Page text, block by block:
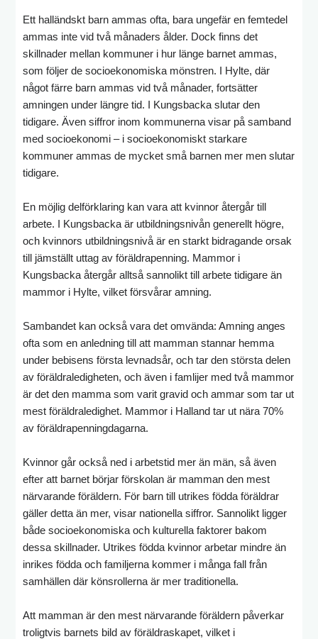
Ett halländskt barn ammas ofta, bara ungefär en femtedel
ammas inte vid två månaders ålder. Dock finns det
skillnader mellan kommuner i hur länge barnet ammas,
som följer de socioekonomiska mönstren. I Hylte, där
något färre barn ammas vid två månader, fortsätter
amningen under längre tid. I Kungsbacka slutar den
tidigare. Även siffror inom kommunerna visar på samband
med socioekonomi – i socioekonomiskt starkare
kommuner ammas de mycket små barnen mer men slutar
tidigare.
En möjlig delförklaring kan vara att kvinnor återgår till
arbete. I Kungsbacka är utbildningsnivån generellt högre,
och kvinnors utbildningsnivå är en starkt bidragande orsak
till jämställt uttag av föräldrapenning. Mammor i
Kungsbacka återgår alltså sannolikt till arbete tidigare än
mammor i Hylte, vilket försvårar amning.
Sambandet kan också vara det omvända: Amning anges
ofta som en anledning till att mamman stannar hemma
under bebisens första levnadsår, och tar den största delen
av föräldraledigheten, och även i famlijer med två mammor
är det den mamma som varit gravid och ammar som tar ut
mest föräldraledighet. Mammor i Halland tar ut nära 70%
av föräldrapenningdagarna.
Kvinnor går också ned i arbetstid mer än män, så även
efter att barnet börjar förskolan är mamman den mest
närvarande föräldern. För barn till utrikes födda föräldrar
gäller detta än mer, visar nationella siffror. Sannolikt ligger
både socioekonomiska och kulturella faktorer bakom
dessa skillnader. Utrikes födda kvinnor arbetar mindre än
inrikes födda och familjerna kommer i många fall från
samhällen där könsrollerna är mer traditionella.
Att mamman är den mest närvarande föräldern påverkar
troligtvis barnets bild av föräldraskapet, vilket i